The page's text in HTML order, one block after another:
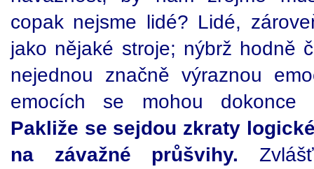
copak nejsme lidé? Lidé,
jako nějaké stroje; nýbrž hodně
nejednou značně výraznou
emocích se mohou dokonce
Pakliže se sejdou zkraty
na závažné průšvihy.